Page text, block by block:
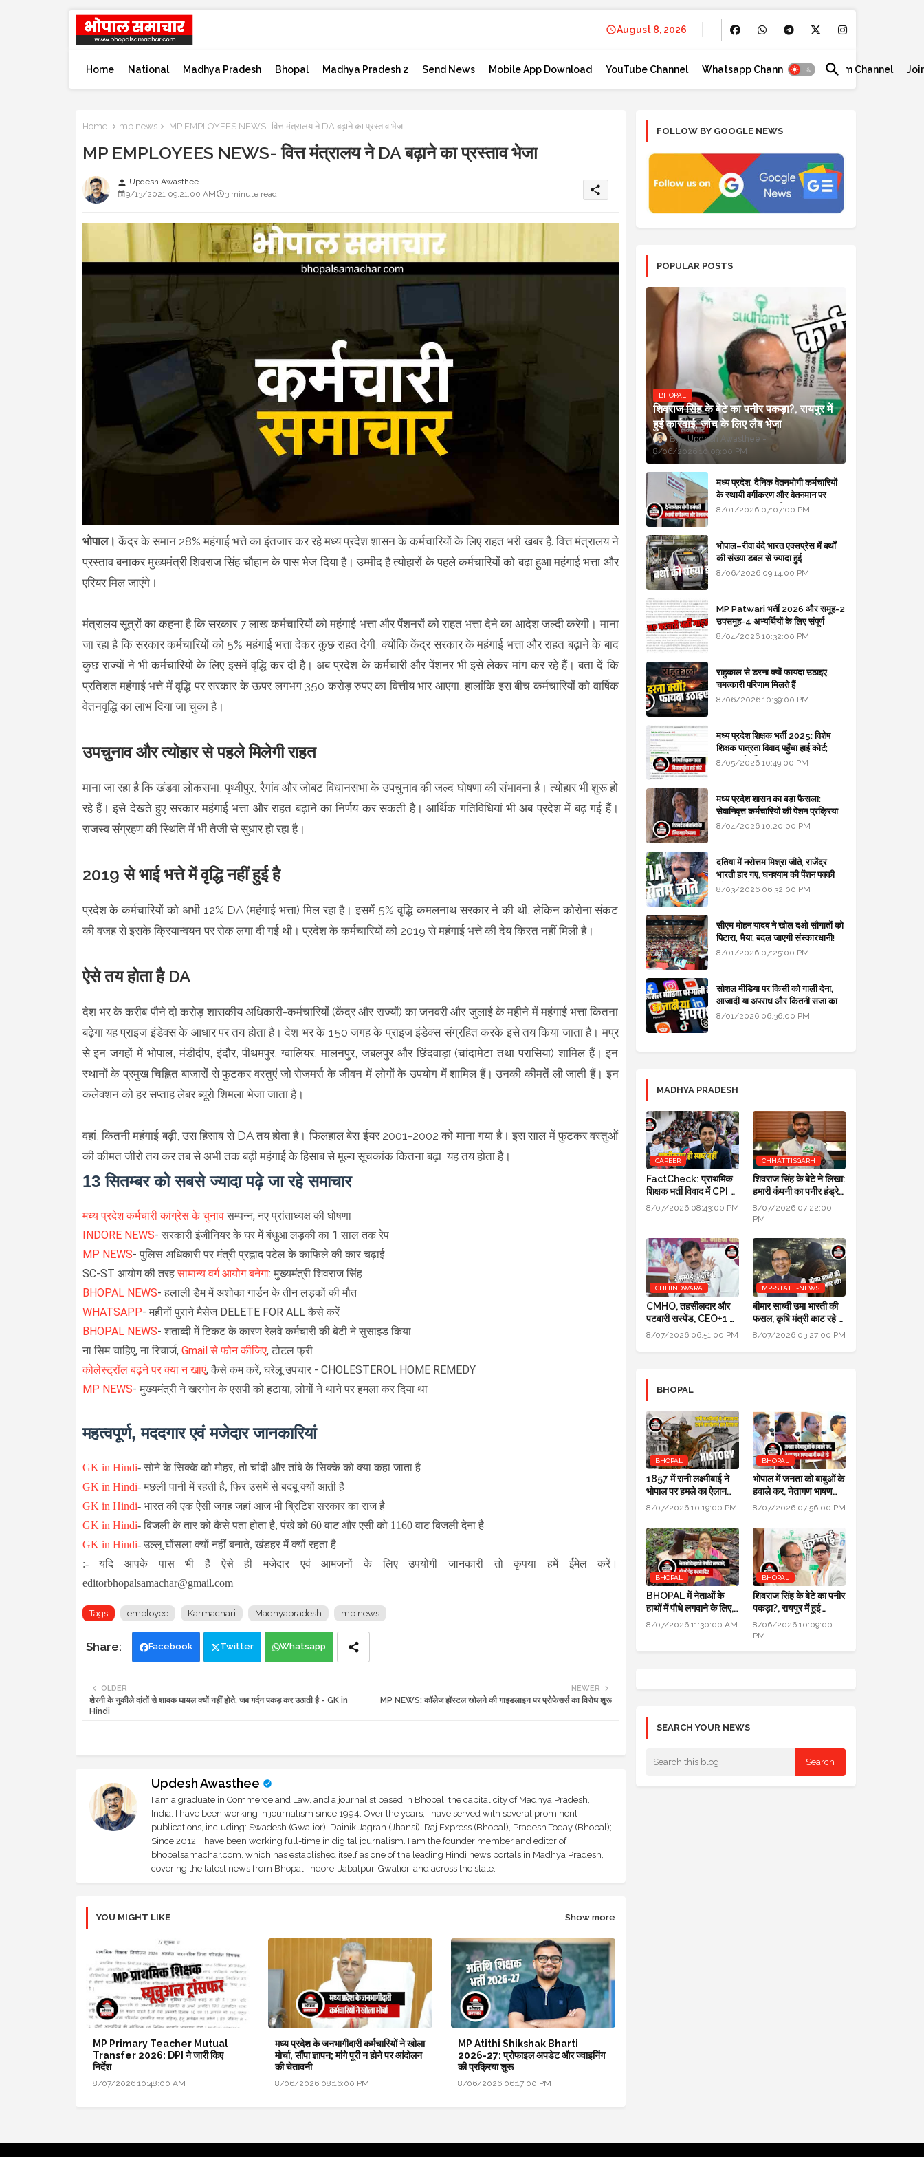
August 8, 2026
Home National Madhya Pradesh Bhopal Madhya Pradesh 2 Send News Mobile App Download YouTube Channel Whatsapp Channel Telegram Channel
Home mp news MP EMPLOYEES NEWS- वित्त मंत्रालय ने DA बढ़ाने का प्रस्ताव भेजा
MP EMPLOYEES NEWS- वित्त मंत्रालय ने DA बढ़ाने का प्रस्ताव भेजा
person Updesh Awasthee
9/13/2021 09:21:00 AM
3 minute read share
भोपाल। केंद्र के समान 28% महंगाई भत्ते का इंतजार कर रहे मध्य प्रदेश शासन के कर्मचारियों के लिए राहत भरी खबर है. वित्त मंत्रालय ने
प्रस्ताव बनाकर मुख्यमंत्री शिवराज सिंह चौहान के पास भेज दिया है। उम्मीद है त्योहारों के पहले कर्मचारियों को बढ़ा हुआ महंगाई भत्ता और
एरियर मिल जाएंगे।
मंत्रालय सूत्रों का कहना है कि सरकार 7 लाख कर्मचारियों को महंगाई भत्ता और पेंशनरों को राहत भत्ता देने का आदेश जल्दी करेगी। माना
जा रहा है कि सरकार कर्मचारियों को 5% महंगाई भत्ता देकर कुछ राहत देगी, क्योंकि केंद्र सरकार के महंगाई भत्ता और राहत बढ़ाने के बाद
कुछ राज्यों ने भी कर्मचारियों के लिए इसमें वृद्धि कर दी है। अब प्रदेश के कर्मचारी और पेंशनर भी इसे लेकर मांग कर रहे हैं। बता दें कि
प्रतिशत महंगाई भत्ते में वृद्धि पर सरकार के ऊपर लगभग 350 करोड़ रुपए का वित्तीय भार आएगा, हालांकि इस बीच कर्मचारियों को वार्षिक
वेतनवृद्धि का लाभ दिया जा चुका है।
उपचुनाव और त्योहार से पहले मिलेगी राहत
माना जा रहा है कि खंडवा लोकसभा, पृथ्वीपुर, रैगांव और जोबट विधानसभा के उपचुनाव की जल्द घोषणा की संभावना है। त्योहार भी शुरू हो
रहे हैं। इसे देखते हुए सरकार महंगाई भत्ता और राहत बढ़ाने का निर्णय कर सकती है। आर्थिक गतिविधियां भी अब प्रदेश में बढ़ गई हैं।
राजस्व संग्रहण की स्थिति में भी तेजी से सुधार हो रहा है।
2019 से भाई भत्ते में वृद्धि नहीं हुई है
प्रदेश के कर्मचारियों को अभी 12% DA (महंगाई भत्ता) मिल रहा है। इसमें 5% वृद्धि कमलनाथ सरकार ने की थी, लेकिन कोरोना संकट
की वजह से इसके क्रियान्वयन पर रोक लगा दी गई थी। प्रदेश के कर्मचारियों को 2019 से महंगाई भत्ते की देय किस्त नहीं मिली है।
ऐसे तय होता है DA
देश भर के करीब पौने दो करोड़ शासकीय अधिकारी-कर्मचारियों (केंद्र और राज्यों) का जनवरी और जुलाई के महीने में महंगाई भत्ता कितना
बढ़ेगा यह प्राइज इंडेक्स के आधार पर तय होता है। देश भर के 150 जगह के प्राइज इंडेक्स संग्रहित करके इसे तय किया जाता है। मप्र
से इन जगहों में भोपाल, मंडीदीप, इंदौर, पीथमपुर, ग्वालियर, मालनपुर, जबलपुर और छिंदवाड़ा (चांदामेटा तथा परासिया) शामिल हैं। इन
स्थानों के प्रमुख चिह्नित बाजारों से फुटकर वस्तुएं जो रोजमर्रा के जीवन में लोगों के उपयोग में शामिल हैं। उनकी कीमतें ली जाती हैं। इन
कलेक्शन को हर सप्ताह लेबर ब्यूरो शिमला भेजा जाता है।
वहां, कितनी महंगाई बढ़ी, उस हिसाब से DA तय होता है। फिलहाल बेस ईयर 2001-2002 को माना गया है। इस साल में फुटकर वस्तुओं
की कीमत जीरो तय कर तब से अभी तक बढ़ी महंगाई के हिसाब से मूल्य सूचकांक कितना बढ़ा, यह तय होता है।
13 सितम्बर को सबसे ज्यादा पढ़े जा रहे समाचार
मध्य प्रदेश कर्मचारी कांग्रेस के चुनावसम्पन्न, नए प्रांताध्यक्ष की घोषणा
INDORE NEWS- सरकारी इंजीनियर के घर में बंधुआ लड़की का 1 साल तक रेप
MP NEWS- पुलिस अधिकारी पर मंत्री प्रह्लाद पटेल के काफिले की कार चढ़ाई
SC-ST आयोग की तरहसामान्य वर्ग आयोग बनेगा: मुख्यमंत्री शिवराज सिंह
BHOPAL NEWS- हलाली डैम में अशोका गार्डन के तीन लड़कों की मौत
WHATSAPP- महीनों पुराने मैसेज DELETE FOR ALL कैसे करें
BHOPAL NEWS- शताब्दी में टिकट के कारण रेलवे कर्मचारी की बेटी ने सुसाइड किया
ना सिम चाहिए, ना रिचार्ज, Gmail से फोन कीजिए, टोटल फ्री
कोलेस्ट्रॉल बढ़ने पर क्या न खाएं, कैसे कम करें, घरेलू उपचार - CHOLESTEROL HOME REMEDY
MP NEWS- मुख्यमंत्री ने खरगोन के एसपी को हटाया, लोगों ने थाने पर हमला कर दिया था
महत्वपूर्ण, मददगार एवं मजेदार जानकारियां
GK in Hindi- सोने के सिक्के को मोहर, तो चांदी और तांबे के सिक्के को क्या कहा जाता है
GK in Hindi- मछली पानी में रहती है, फिर उसमें से बदबू क्यों आती है
GK in Hindi- भारत की एक ऐसी जगह जहां आज भी ब्रिटिश सरकार का राज है
GK in Hindi- बिजली के तार को कैसे पता होता है, पंखे को 60 वाट और एसी को 1160 वाट बिजली देना है
GK in Hindi- उल्लू घोंसला क्यों नहीं बनाते, खंडहर में क्यों रहता है
:- यदि आपके पास भी हैं ऐसे ही मजेदार एवं आमजनों के लिए उपयोगी जानकारी तो कृपया हमें ईमेल करें।
editorbhopalsamachar@gmail.com
Tags employee Karmachari Madhyapradesh mp news
Facebook Twitter Whatsapp
NEWER
MP NEWS: कॉलेज हॉस्टल खोलने की गाइडलाइन पर प्रोफेसर्स का विरोध शुरू
OLDER
शेरनी के नुकीले दांतों से शावक घायल क्यों नहीं होते, जब गर्दन पकड़ कर उठाती है - GK in
Hindi
Updesh Awasthee
I am a graduate in Commerce and Law, and a journalist based in Bhopal, the capital city of Madhya Pradesh,
India. I have been working in journalism since 1994. Over the years, I have served with several prominent
publications, including: Swadesh (Gwalior), Dainik Jagran (Jhansi), Raj Express (Bhopal), Pradesh Today (Bhopal);
Since 2012, I have been working full-time in digital journalism. I am the founder member and editor of
bhopalsamachar.com, which has established itself as one of the leading Hindi news portals in Madhya Pradesh,
covering the latest news from Bhopal, Indore, Jabalpur, Gwalior, and across the state.
YOU MIGHT LIKE Show more
MP Primary Teacher Mutual
Transfer 2026: DPI ने जारी किए
निर्देश
8/07/2026 10:48:00 AM
मध्य प्रदेश के जनभागीदारी कर्मचारियों ने खोला
मोर्चा, सौंपा ज्ञापन; मांगे पूरी न होने पर आंदोलन
की चेतावनी
8/06/2026 08:16:00 PM
MP Atithi Shikshak Bharti
2026-27: प्रोफाइल अपडेट और ज्वाइनिंग
की प्रक्रिया शुरू
8/06/2026 06:17:00 PM
FOLLOW BY GOOGLE NEWS
POPULAR POSTS
BHOPAL
शिवराज सिंह के बेटे का पनीर पकड़ा?, रायपुर में
हुई कार्रवाई, जांच के लिए लैब भेजा
Updesh Awasthee
8/06/2026 10:09:00 PM
मध्य प्रदेश: दैनिक वेतनभोगी कर्मचारियों
के स्थायी वर्गीकरण और वेतनमान पर
सरकार का बड़ा स्पष्टीकरण
8/01/2026 07:07:00 PM
भोपाल–रीवा वंदे भारत एक्सप्रेस में बर्थों
की संख्या डबल से ज्यादा हुई
8/06/2026 09:14:00 PM
MP Patwari भर्ती 2026 और समूह-2
उपसमूह-4 अभ्यर्थियों के लिए संपूर्ण
मार्गदर्शिका
8/04/2026 10:32:00 PM
राहुकाल से डरना क्यों फायदा उठाइए,
चमत्कारी परिणाम मिलते हैं
8/06/2026 10:39:00 PM
मध्य प्रदेश शिक्षक भर्ती 2025: विशेष
शिक्षक पात्रता विवाद पहुँचा हाई कोर्ट;
सरकार से माँगा जवाब
8/05/2026 10:49:00 PM
मध्य प्रदेश शासन का बड़ा फैसला:
सेवानिवृत्त कर्मचारियों की पेंशन प्रक्रिया
और बजट कोडिंग में हुए क्रांतिकारी
8/04/2026 10:20:00 PM
दतिया में नरोत्तम मिश्रा जीते, राजेंद्र
भारती हार गए, घनश्याम की पेंशन पक्की
और आशुतोष बैक टू...
8/03/2026 06:32:00 PM
सीएम मोहन यादव ने खोल दओ सौगातों को
पिटारा, भैया, बदल जाएगी संस्कारधानी!
8/01/2026 07:25:00 PM
सोशल मीडिया पर किसी को गाली देना,
आजादी या अपराध और कितनी सजा का
प्रावधान - free legal advice
8/01/2026 06:36:00 PM
MADHYA PRADESH
CAREER
FactCheck: प्राथमिक
शिक्षक भर्ती विवाद में CPI का
स्पष्टीकरण ही स्पष्ट नहीं
8/07/2026 08:43:00 PM
CHHATTISGARH
शिवराज सिंह के बेटे ने लिखा:
हमारी कंपनी का पनीर हंड्रेड
परसेंट प्योर है, लैब रिपोर्ट आ
गई है
8/07/2026 07:22:00
PM
CHHINDWARA
CMHO, तहसीलदार और
पटवारी सस्पेंड, CEO+1 का
सैलरी इंक्रीमेंट स्टॉप,
8/07/2026 06:51:00 PM
MP-STATE-NEWS
बीमार साध्वी उमा भारती की
फसल, कृषि मंत्री काट रहे हैं:
पॉलिटिक्स गजब है @ दतिया
8/07/2026 03:27:00 PM
BHOPAL
BHOPAL
1857 में रानी लक्ष्मीबाई ने
भोपाल पर हमले का ऐलान
कर दिया था, बेगम ने रानी को
8/07/2026 10:19:00 PM
BHOPAL
भोपाल में जनता को बाबुओं के
हवाले कर, नेतागण भाषण
बाजी करते रहे: मुख्यमंत्री
8/07/2026 07:56:00 PM
BHOPAL
BHOPAL में नेताओं के
हाथों में पौधे लगवाने के लिए,
700 हरे भरे पेड़ कटवा दिए
8/07/2026 11:30:00 AM
BHOPAL
शिवराज सिंह के बेटे का पनीर
पकड़ा?, रायपुर में हुई
कार्रवाई, जांच के लिए लैब
भेजा
8/06/2026 10:09:00
PM
SEARCH YOUR NEWS